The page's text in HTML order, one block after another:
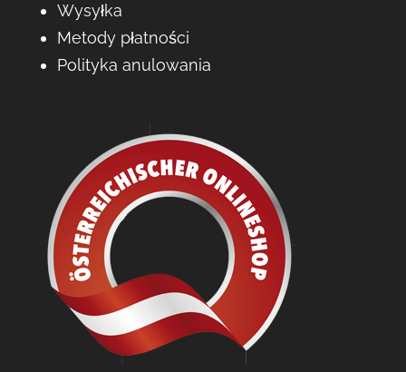
Wysyłka
Metody płatności
Polityka anulowania